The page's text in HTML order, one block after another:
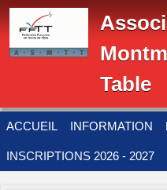
Table
ACCUEIL INFORMATION
INSCRIPTIONS 2026 - 2027
Panneau de gestion des